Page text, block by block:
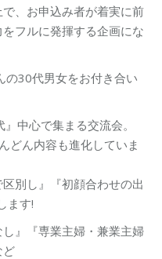
で、お申込み者が着実に前
フルに発揮する企画にな
30代男女をお付き合い
中心で集まる交流会。
どん内容も進化していま
別し』『初顔合わせの出
ます!
』『専業主婦・兼業主婦
ど